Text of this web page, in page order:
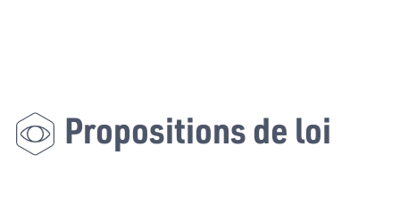
Propositions de loi